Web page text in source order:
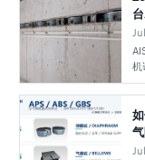
机
器
控
理